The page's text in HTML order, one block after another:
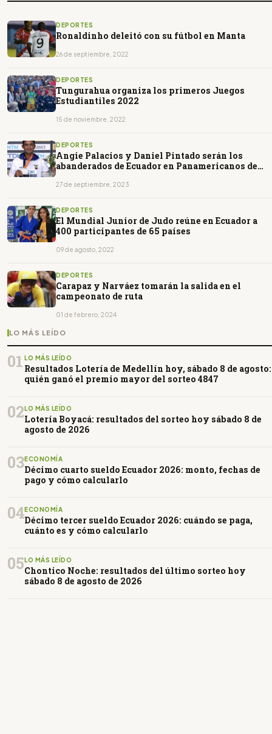
DEPORTES
Ronaldinho deleitó con su fútbol en Manta
26 de septiembre, 2022
DEPORTES
Tungurahua organiza los primeros Juegos
Estudiantiles 2022
15 de noviembre, 2022
DEPORTES
Angie Palacios y Daniel Pintado serán los
abanderados de Ecuador en Panamericanos de
27 de septiembre, 2023
DEPORTES
El Mundial Junior de Judo reúne en Ecuador a
400 participantes de 65 países
09 de agosto, 2022
DEPORTES
Carapaz y Narváez tomarán la salida en el
campeonato de ruta
01 de febrero, 2024
LO MÁS LEÍDO
01 LO MÁS LEÍDO
Resultados Lotería de Medellín hoy, sábado 8 de agosto:
quién ganó el premio mayor del sorteo 4847
02LO MÁS LEÍDO
Lotería Boyacá: resultados del sorteo hoy sábado 8 de
agosto de 2026
03ECONOMÍA
Décimo cuarto sueldo Ecuador 2026: monto, fechas de
pago y cómo calcularlo
04ECONOMÍA
Décimo tercer sueldo Ecuador 2026: cuándo se paga,
cuánto es y cómo calcularlo
05LO MÁS LEÍDO
Chontico Noche: resultados del último sorteo hoy
sábado 8 de agosto de 2026